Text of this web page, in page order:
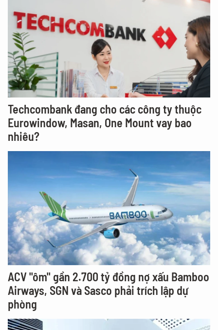
Techcombank đang cho các công ty thuộc
Eurowindow, Masan, One Mount vay bao
nhiêu?
ACV "ôm" gần 2.700 tỷ đồng nợ xấu Bamboo
Airways, SGN và Sasco phải trích lập dự
phòng